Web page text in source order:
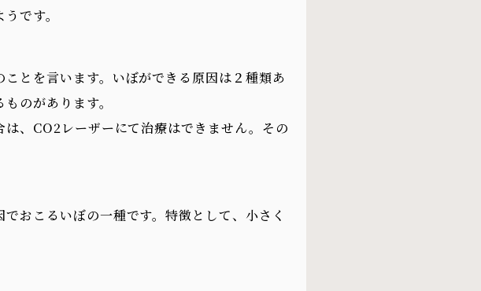
です。
とを言います。いぼができる原因は２種類あ
のがあります。
、CO2レーザーにて治療はできません。その
おこるいぼの一種です。特徴として、小さく